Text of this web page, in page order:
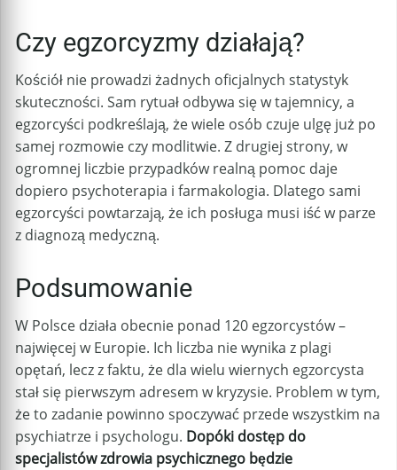
Czy egzorcyzmy działają?
Kościół nie prowadzi żadnych oficjalnych statystyk
skuteczności. Sam rytuał odbywa się w tajemnicy, a
egzorcyści podkreślają, że wiele osób czuje ulgę już po
samej rozmowie czy modlitwie. Z drugiej strony, w
ogromnej liczbie przypadków realną pomoc daje
dopiero psychoterapia i farmakologia. Dlatego sami
egzorcyści powtarzają, że ich posługa musi iść w parze
z diagnozą medyczną.
Podsumowanie
W Polsce działa obecnie ponad 120 egzorcystów –
najwięcej w Europie. Ich liczba nie wynika z plagi
opętań, lecz z faktu, że dla wielu wiernych egzorcysta
stał się pierwszym adresem w kryzysie. Problem w tym,
że to zadanie powinno spoczywać przede wszystkim na
psychiatrze i psychologu. Dopóki dostęp do
specjalistów zdrowia psychicznego będzie